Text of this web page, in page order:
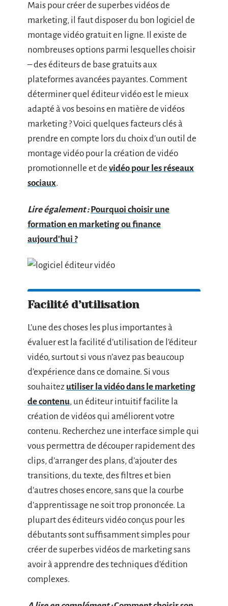
Mais pour créer de superbes vidéos de
marketing, il faut disposer du bon logiciel de
montage vidéo gratuit en ligne. Il existe de
nombreuses options parmi lesquelles choisir
– des éditeurs de base gratuits aux
plateformes avancées payantes. Comment
déterminer quel éditeur vidéo est le mieux
adapté à vos besoins en matière de vidéos
marketing ? Voici quelques facteurs clés à
prendre en compte lors du choix d’un outil de
montage vidéo pour la création de vidéo
promotionnelle et de vidéo pour les réseaux
sociaux.
Lire également : Pourquoi choisir une
formation en marketing ou finance
aujourd'hui ?
Facilité d’utilisation
L’une des choses les plus importantes à
évaluer est la facilité d’utilisation de l’éditeur
vidéo, surtout si vous n’avez pas beaucoup
d’expérience dans ce domaine. Si vous
souhaitez utiliser la vidéo dans le marketing
de contenu, un éditeur intuitif facilite la
création de vidéos qui améliorent votre
contenu. Recherchez une interface simple qui
vous permettra de découper rapidement des
clips, d’arranger des plans, d’ajouter des
transitions, du texte, des filtres et bien
d’autres choses encore, sans que la courbe
d’apprentissage ne soit trop prononcée. La
plupart des éditeurs vidéo conçus pour les
débutants sont suffisamment simples pour
créer de superbes vidéos de marketing sans
avoir à apprendre des techniques d’édition
complexes.